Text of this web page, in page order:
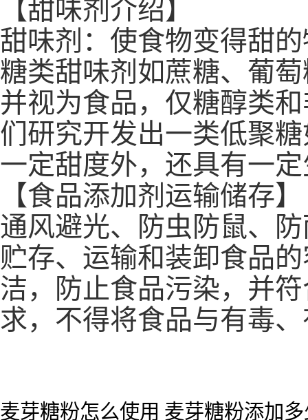
【甜味剂介绍】
甜味剂：使食物变得甜
糖类甜味剂如蔗糖、葡
并视为食品，仅糖醇类
们研究开发出一类低聚
一定甜度外，还具有一
【食品添加剂运输储存】
通风避光、防虫防鼠、
贮存、运输和装卸食品
洁，防止食品污染，并
求，不得将食品与有毒
麦芽糖粉怎么使用 麦芽糖粉添加